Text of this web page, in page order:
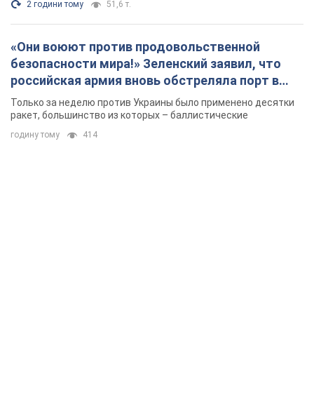
2 години тому 51,6 т.
«Они воюют против продовольственной
безопасности мира!» Зеленский заявил, что
российская армия вновь обстреляла порт в
Одессе
Только за неделю против Украины было применено десятки
ракет, большинство из которых – баллистические
годину тому 414